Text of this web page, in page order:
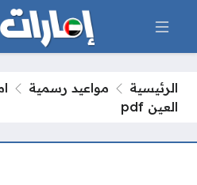
الرئيسية مواعيد رسمية
العين pdf